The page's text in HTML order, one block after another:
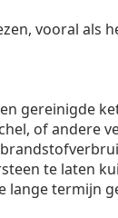
vooral als
gereinigde
of andere
te laten
lange termijn